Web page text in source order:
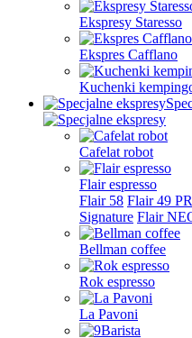
Ekspresy Staresso
Ekspres Cafflano
Kuchenki
Cafelat robot
Flair espresso
Flair 58 Flair 49
Signature Flair
Bellman coffee
Rok espresso
La Pavoni